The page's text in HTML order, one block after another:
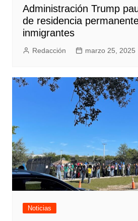
Administración Trump
de residencia
inmigrantes
Redacción marzo 25, 2025
Noticias